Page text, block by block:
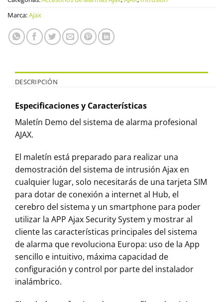
Marca:Ajax
DESCRIPCIÓN
Especificaciones y Características
Maletín Demo del sistema de alarma profesional
AJAX.
El maletín está preparado para realizar una
demostración del sistema de intrusión Ajax en
cualquier lugar, solo necesitarás de una tarjeta SIM
para dotar de conexión a internet al Hub, el
cerebro del sistema y un smartphone para poder
utilizar la APP Ajax Security System y mostrar al
cliente las características principales del sistema
de alarma que revoluciona Europa: uso de la App
sencillo e intuitivo, máxima capacidad de
configuración y control por parte del instalador
inalámbrico.